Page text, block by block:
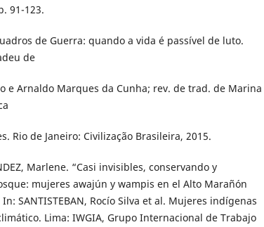
91-123.
de Guerra: quando a vida é passível de luto.
de
e Arnaldo Marques da Cunha; rev. de trad. de Marina
Rio de Janeiro: Civilização Brasileira, 2015.
Marlene. “Casi invisibles, conservando y
mujeres awajún y wampis en el Alto Marañón
SANTISTEBAN, Rocío Silva et al. Mujeres indígenas
Lima: IWGIA, Grupo Internacional de Trabajo